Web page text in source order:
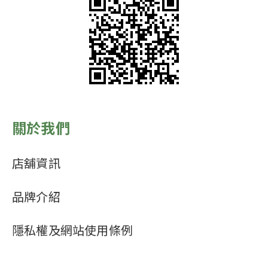
關於我們
店舖資訊
品牌介紹
隱私權及網站使用條例